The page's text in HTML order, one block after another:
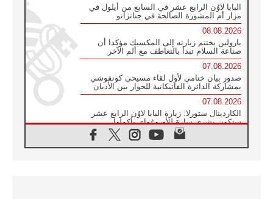
البابا لاوُن الرابع عشر في السابع من أيلول في
مزار أم المشورة الصالحة في جناتزانو
08.08.2026
بارولين يختتم زيارته إلى المكسيك مؤكدا أن
صناعة السلام تبدأ بالتعاطف مع ألم الآخر
07.08.2026
صدور بيان ختامي لأول لقاء مسيحي كونفوشي
بمشاركة الدائرة الفاتيكانية للحوار بين الأديان
07.08.2026
الكاردينال ستورلا: زيارة البابا لاوُن الرابع عشر
ستكون بشرى سارة للأوروغواي بأكملها
الفاتيكان يعلن برنامج الزيارة الرسولية للبابا لاوُن